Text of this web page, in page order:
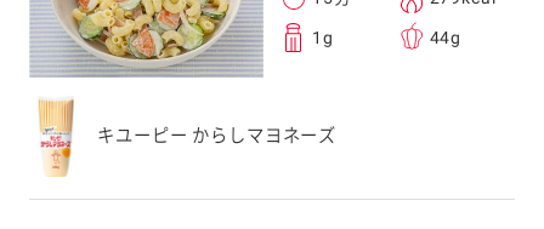
1g 44g
キユーピー からしマヨネーズ